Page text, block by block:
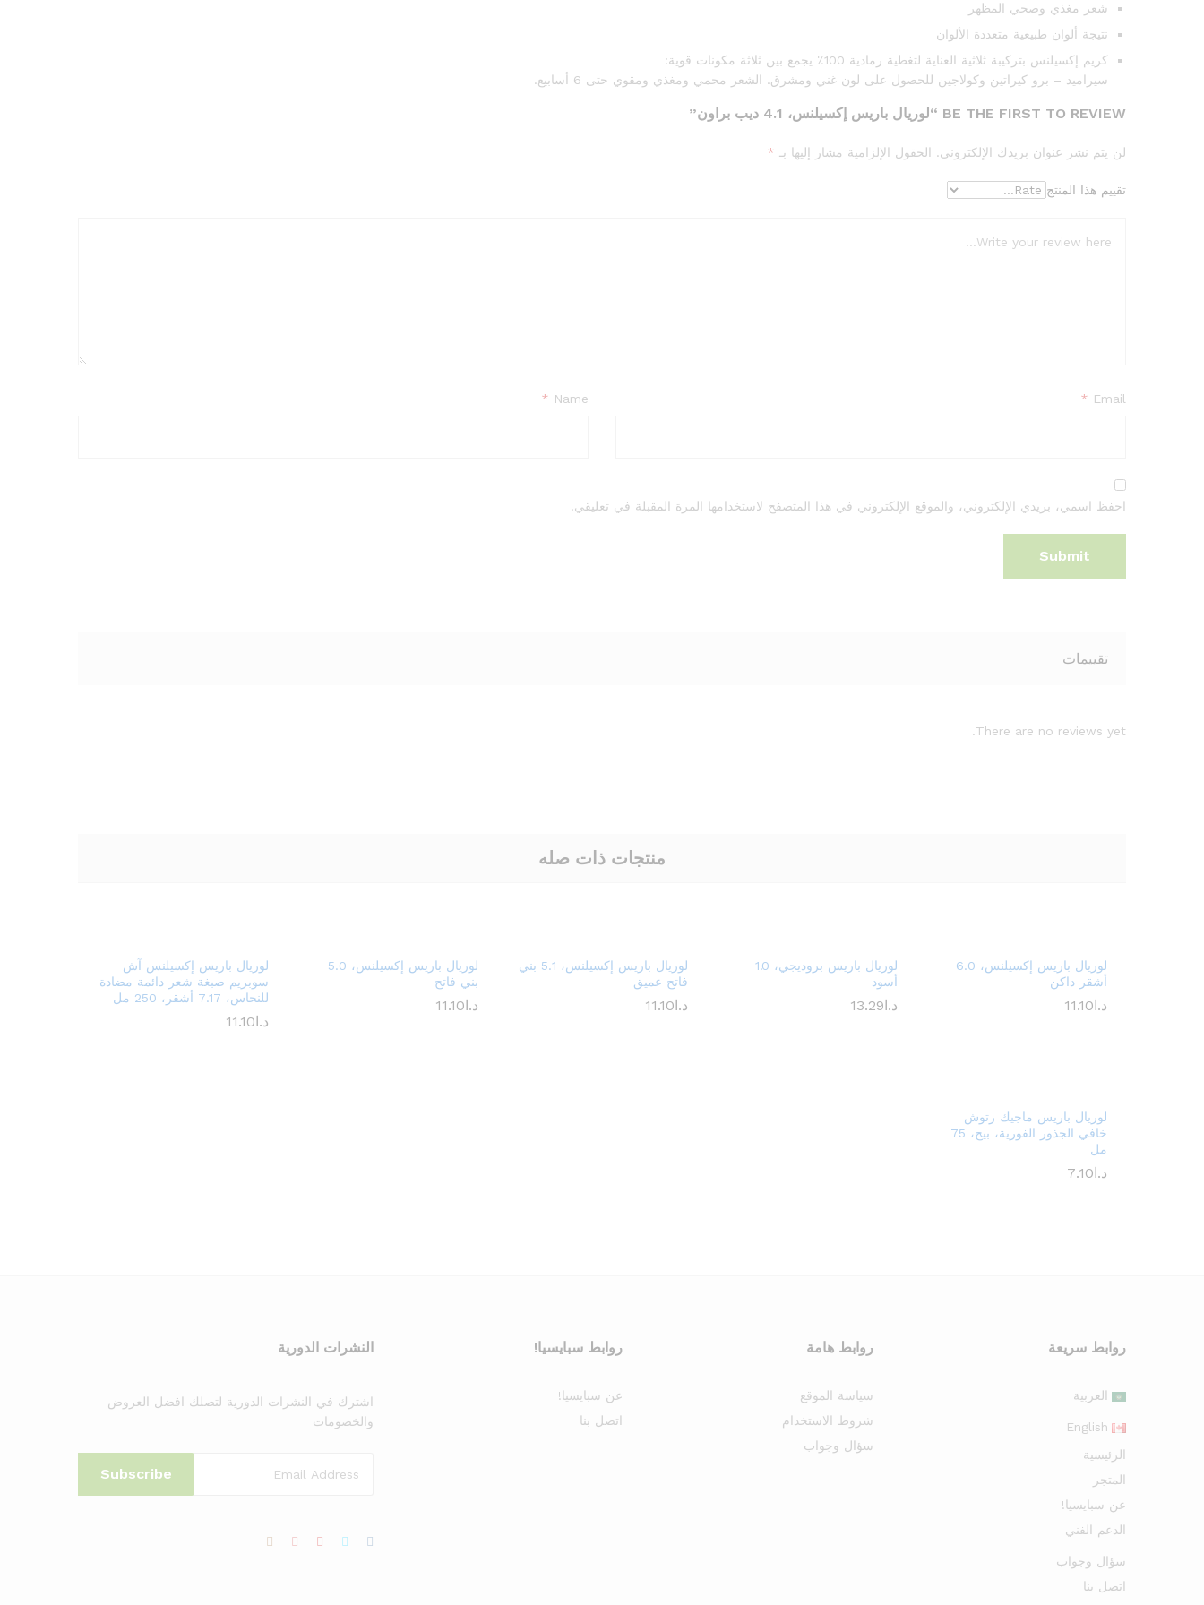
شعر مغذي وصحي المظهر
نتيجة ألوان طبيعية متعددة الألوان
كريم إكسيلنس بتركيبة ثلاثية العناية لتغطية رمادية 100٪ يجمع بين ثلاثة مكونات قوية:
سيراميد – برو كيراتين وكولاجين للحصول على لون غني ومشرق. الشعر محمي ومغذي ومقوي حتى 6 أسابيع.
BE THE FIRST TO REVIEW “لوريال باريس إكسيلنس، 4.1 ديب براون”
لن يتم نشر عنوان بريدك الإلكتروني. الحقول الإلزامية مشار إليها بـ *
تقييم هذا المنتج
Name
* Email
*
احفظ اسمي، بريدي الإلكتروني، والموقع الإلكتروني في هذا المتصفح لاستخدامها المرة المقبلة في تعليقي.
تقييمات
There are no reviews yet.
منتجات ذات صله
لوريال باريس إكسيلنس، 6.0
أشقر داكن
د.ا11.10
لوريال باريس بروديجي، 1.0
أسود
د.ا13.29
لوريال باريس إكسيلنس، 5.1 بني
فاتح عميق
د.ا11.10
لوريال باريس إكسيلنس، 5.0
بني فاتح
د.ا11.10
لوريال باريس إكسيلنس آش
سوبريم صبغة شعر دائمة مضادة
للنحاس، 7.17 أشقر، 250 مل
د.ا11.10
لوريال باريس ماجيك رتوش
خافي الجذور الفورية، بيج، 75
مل
د.ا7.10
روابط سريعة
العربية
English
الرئيسية
المتجر
عن سبايسيا!
الدعم الفني
سؤال وجواب
اتصل بنا
روابط هامة
سياسة الموقع
شروط الاستخدام
سؤال وجواب
روابط سبايسيا!
عن سبايسيا!
اتصل بنا
النشرات الدورية
اشترك في النشرات الدورية لتصلك افضل العروض
والخصومات